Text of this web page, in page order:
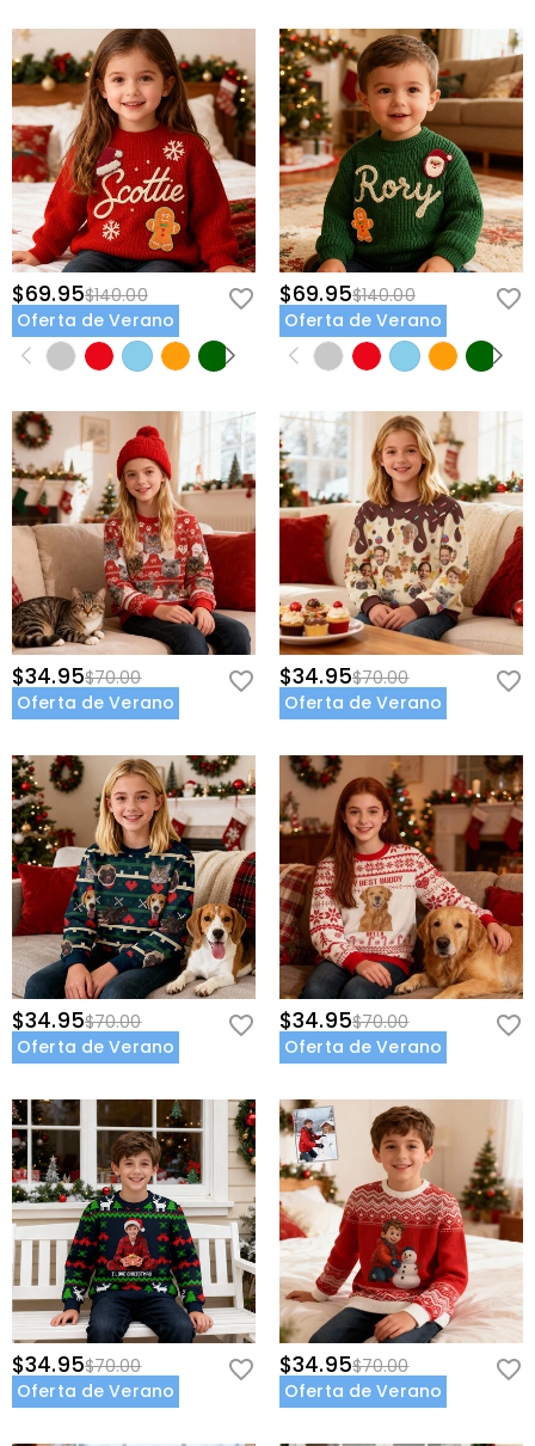
$69.95$140.00
Oferta de Verano
$69.95$140.00
Oferta de Verano
$34.95$70.00
Oferta de Verano
$34.95$70.00
Oferta de Verano
$34.95$70.00
Oferta de Verano
$34.95$70.00
Oferta de Verano
$34.95$70.00
Oferta de Verano
$34.95$70.00
Oferta de Verano